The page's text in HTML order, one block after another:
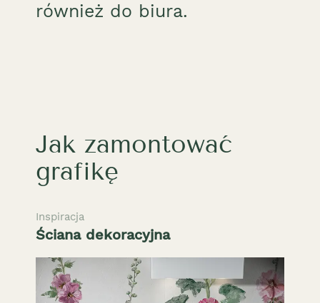
również do biura.
Jak zamontować
grafikę
Inspiracja
Ściana dekoracyjna